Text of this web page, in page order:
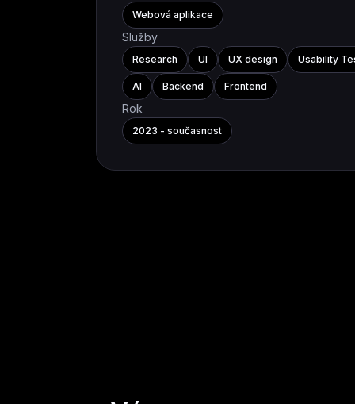
Webová aplikace
Služby
Research UI UX design Usability
AI Backend Frontend
Rok
2023 - současnost